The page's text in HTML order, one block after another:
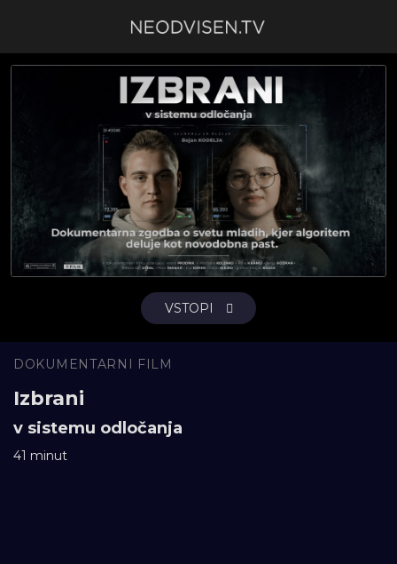
VSTOPI
DOKUMENTARNI FILM
Izbrani
v sistemu odločanja
41 minut